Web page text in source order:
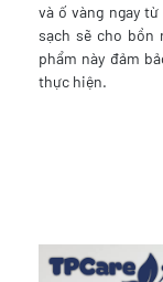
và ố vàng ngay
sạch sẽ cho bồn
phẩm này đảm
thực hiện.